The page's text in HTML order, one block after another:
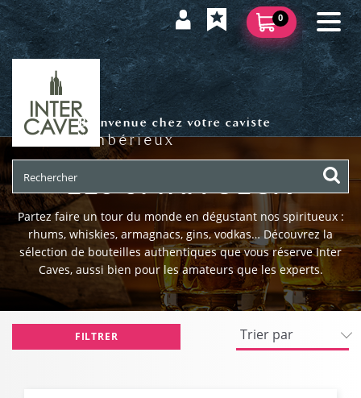
0
Bienvenue chez votre caviste
Ambérieux
LES SPIRITUEUX
Partez faire un tour du monde en dégustant nos spiritueux :
rhums, whiskies, armagnacs, gins, vodkas… Découvrez la
sélection de bouteilles authentiques que vous réserve Inter
Caves, aussi bien pour les amateurs que les experts.
FILTRER